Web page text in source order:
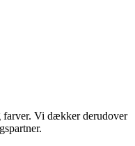
farver. Vi dækker derudover